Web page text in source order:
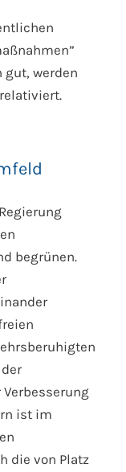
werden
begrünen.
Verbesserung
ist im
die von Platz